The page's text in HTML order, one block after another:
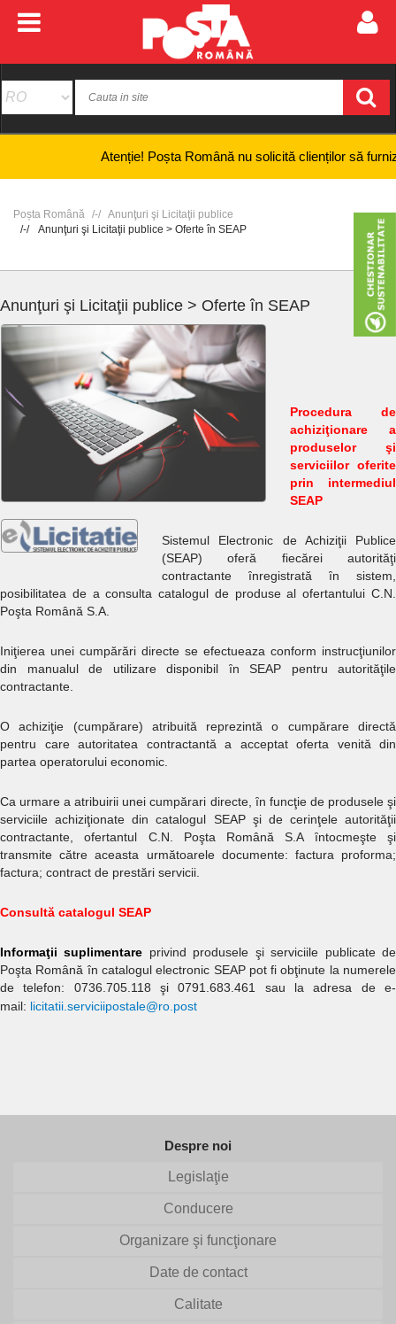
Atenție! Poșta Română nu solicită clienților să furnizeze
Poșta Română
Anunţuri şi Licitaţii publice
Anunţuri şi Licitaţii publice > Oferte în SEAP
Anunţuri şi Licitaţii publice > Oferte în SEAP
Procedura de
achiziţionare a
produselor şi
serviciilor oferite
prin intermediul
SEAP
Sistemul Electronic de Achiziţii Publice
(SEAP) oferă fiecărei autorităţi
contractante ȋnregistrată ȋn sistem,
posibilitatea de a consulta catalogul de produse al ofertantului C.N.
Poşta Română S.A.
Iniţierea unei cumpărări directe se efectueaza conform instrucţiunilor
din manualul de utilizare disponibil ȋn SEAP pentru autorităţile
contractante.
O achiziţie (cumpărare) atribuită reprezintă o cumpărare directă
pentru care autoritatea contractantă a acceptat oferta venită din
partea operatorului economic.
Ca urmare a atribuirii unei cumpărari directe, ȋn funcţie de produsele şi
serviciile achiziţionate din catalogul SEAP şi de cerinţele autorităţii
contractante, ofertantul C.N. Poşta Română S.A ȋntocmeşte şi
transmite către aceasta următoarele documente: factura proforma;
factura; contract de prestări servicii.
Consultă catalogul SEAP
Informaţii suplimentare privind produsele şi serviciile publicate de
Poşta Română în catalogul electronic SEAP pot fi obţinute la numerele
de telefon: 0736.705.118 şi0791.683.461
sau la adresa de e-
mail: licitatii.serviciipostale@ro.post
Despre noi
Legislaţie
Conducere
Organizare şi funcţionare
Date de contact
Calitate